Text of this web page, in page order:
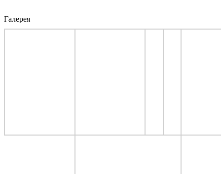
Галерея